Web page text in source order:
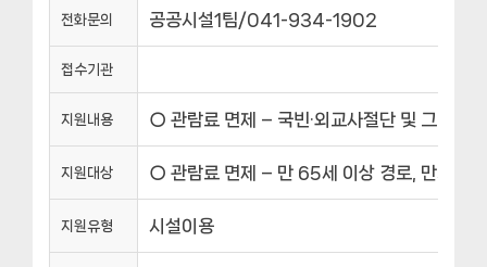
전화문의 공공시설1팀/041-934-1902
접수기관
지원내용 ○ 관람료 면제 – 국빈·외교사절단 및 그 수행
지원대상 ○ 관람료 면제 – 만 65세 이상 경로, 만5세
지원유형 시설이용